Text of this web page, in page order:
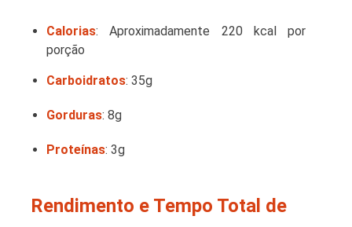
Calorias: Aproximadamente 220 kcal por
porção
Carboidratos: 35g
Gorduras: 8g
Proteínas: 3g
Rendimento e Tempo Total de